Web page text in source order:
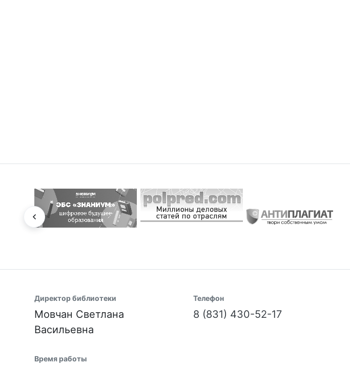
Директор библиотеки
Мовчан Светлана
Васильевна
Телефон
8 (831) 430-52-17
Время работы